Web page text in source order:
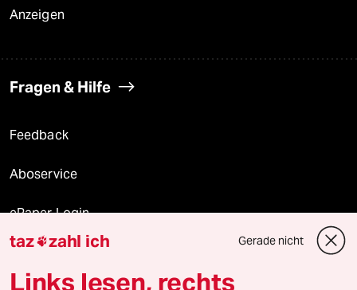
Anzeigen
Fragen & Hilfe
Feedback
Aboservice
ePaper Login
Downloads für Abonnierende
taz zahl ich Gerade nicht
Links lesen, rechts